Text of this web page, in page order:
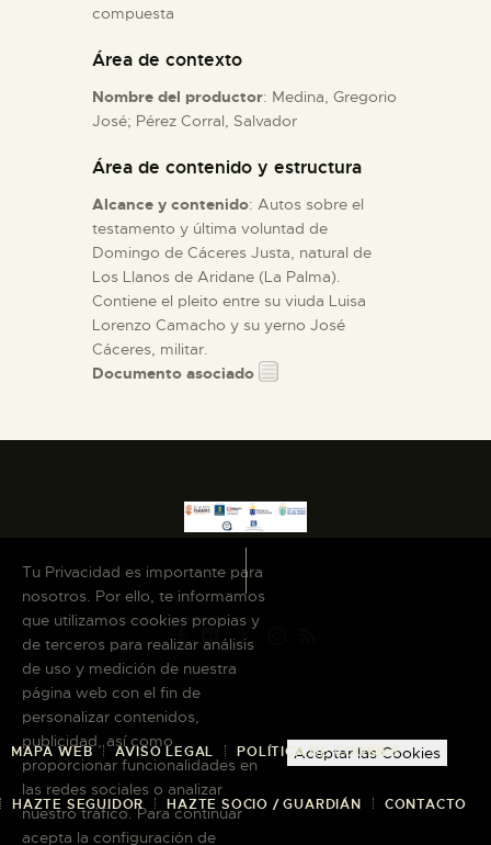
compuesta
Área de contexto
Nombre del productor: Medina, Gregorio
José; Pérez Corral, Salvador
Área de contenido y estructura
Alcance y contenido: Autos sobre el
testamento y última voluntad de
Domingo de Cáceres Justa, natural de
Los Llanos de Aridane (La Palma).
Contiene el pleito entre su viuda Luisa
Lorenzo Camacho y su yerno José
Cáceres, militar.
Documento asociado
MAPA WEB AVISO LEGAL POLÍTICA DE COOKIES
HAZTE SEGUIDOR HAZTE SOCIO / GUARDIÁN CONTACTO
Tu Privacidad es importante para
nosotros. Por ello, te informamos
que utilizamos cookies propias y
de terceros para realizar análisis
de uso y medición de nuestra
página web con el fin de
personalizar contenidos,
publicidad, así como
proporcionar funcionalidades en
las redes sociales o analizar
nuestro tráfico. Para continuar
acepta la configuración de
Aceptar las Cookies